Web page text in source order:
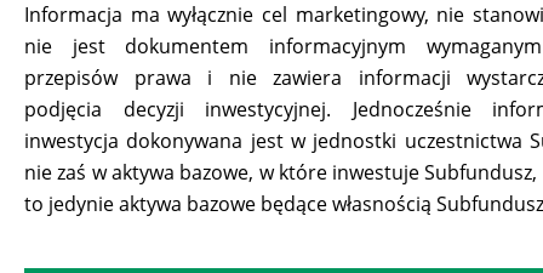
Informacja ma wyłącznie cel marketingowy, nie
nie jest dokumentem informacyjnym
przepisów prawa i nie zawiera informacji
podjęcia decyzji inwestycyjnej. Jednocześnie
inwestycja dokonywana jest w jednostki uczestnictwa
nie zaś w aktywa bazowe, w które inwestuje
to jedynie aktywa bazowe będące własnością